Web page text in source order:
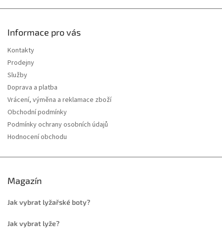
Informace pro vás
Kontakty
Prodejny
Služby
Doprava a platba
Vrácení, výměna a reklamace zboží
Obchodní podmínky
Podmínky ochrany osobních údajů
Hodnocení obchodu
Magazín
Jak vybrat lyžařské boty?
Jak vybrat lyže?